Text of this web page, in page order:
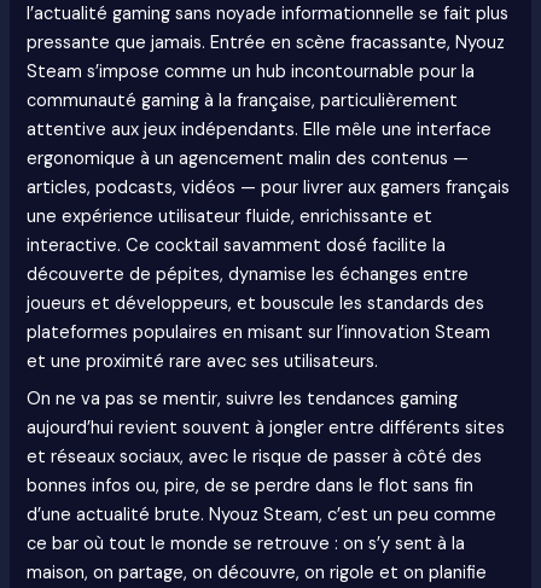
l’actualité gaming sans noyade informationnelle se fait plus
pressante que jamais. Entrée en scène fracassante, Nyouz
Steam s’impose comme un hub incontournable pour la
communauté gaming à la française, particulièrement
attentive aux jeux indépendants. Elle mêle une interface
ergonomique à un agencement malin des contenus —
articles, podcasts, vidéos — pour livrer aux gamers français
une expérience utilisateur fluide, enrichissante et
interactive. Ce cocktail savamment dosé facilite la
découverte de pépites, dynamise les échanges entre
joueurs et développeurs, et bouscule les standards des
plateformes populaires en misant sur l’innovation Steam
et une proximité rare avec ses utilisateurs.
On ne va pas se mentir, suivre les tendances gaming
aujourd’hui revient souvent à jongler entre différents sites
et réseaux sociaux, avec le risque de passer à côté des
bonnes infos ou, pire, de se perdre dans le flot sans fin
d’une actualité brute. Nyouz Steam, c’est un peu comme
ce bar où tout le monde se retrouve : on s’y sent à la
maison, on partage, on découvre, on rigole et on planifie